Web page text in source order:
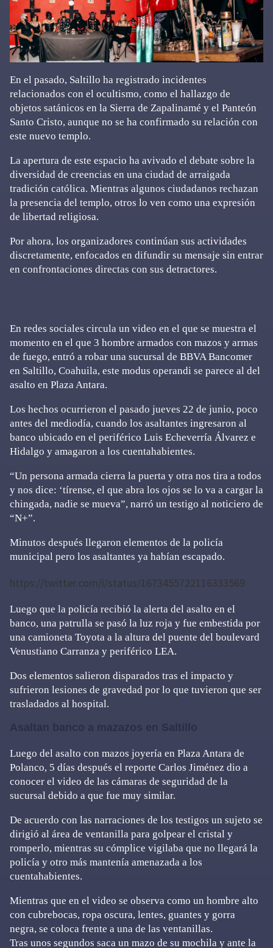
En el pasado, Saltillo ha registrado incidentes
relacionados con el ocultismo, como el hallazgo de
objetos satánicos en la Sierra de Zapalinamé y el Panteón
Santo Cristo, aunque no se ha confirmado su relación con
este nuevo templo.
La apertura de este espacio ha avivado el debate sobre la
diversidad de creencias en una ciudad de arraigada
tradición católica. Mientras algunos ciudadanos rechazan
la presencia del templo, otros lo ven como una expresión
de libertad religiosa.
Por ahora, los organizadores continúan sus actividades
discretamente, enfocados en difundir su mensaje sin entrar
en confrontaciones directas con sus detractores.
En redes sociales circula un video en el que se muestra el
momento en el que 3 hombre armados con mazos y armas
de fuego, entró a robar una sucursal de BBVA Bancomer
en Saltillo, Coahuila, este modus operandi se parece al del
asalto en Plaza Antara.
Los hechos ocurrieron el pasado jueves 22 de junio, poco
antes del mediodía, cuando los asaltantes ingresaron al
banco ubicado en el periférico Luis Echeverría Álvarez e
Hidalgo y amagaron a los cuentahabientes.
“Un persona armada cierra la puerta y otra nos tira a todos
y nos dice: ‘tírense, el que abra los ojos se lo va a cargar la
chingada, nadie se mueva”, narró un testigo al noticiero de
“N+”.
Minutos después llegaron elementos de la policía
municipal pero los asaltantes ya habían escapado.
https://twitter.com/i/status/1673455722116333569
Luego que la policía recibió la alerta del asalto en el
banco, una patrulla se pasó la luz roja y fue embestida por
una camioneta Toyota a la altura del puente del boulevard
Venustiano Carranza y periférico LEA.
Dos elementos salieron disparados tras el impacto y
sufrieron lesiones de gravedad por lo que tuvieron que ser
trasladados al hospital.
Asaltan banco a mazazos en Saltillo
Luego del asalto con mazos joyería en Plaza Antara de
Polanco, 5 días después el reporte Carlos Jiménez dio a
conocer el video de las cámaras de seguridad de la
sucursal debido a que fue muy similar.
De acuerdo con las narraciones de los testigos un sujeto se
dirigió al área de ventanilla para golpear el cristal y
romperlo, mientras su cómplice vigilaba que no llegará la
policía y otro más mantenía amenazada a los
cuentahabientes.
Mientras que en el video se observa como un hombre alto
con cubrebocas, ropa oscura, lentes, guantes y gorra
negra, se coloca frente a una de las ventanillas.
Tras unos segundos saca un mazo de su mochila y ante la